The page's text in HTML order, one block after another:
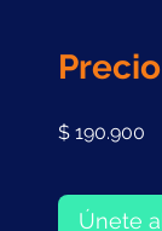
Precio
$ 190.900
Únete